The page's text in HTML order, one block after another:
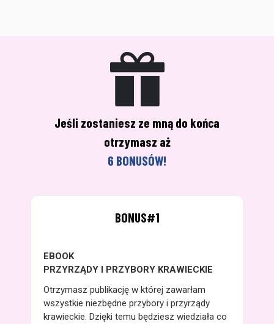
Jeśli zostaniesz ze mną do końca
otrzymasz aż
6 BONUSÓW!
BONUS#1
EBOOK
PRZYRZĄDY I PRZYBORY KRAWIECKIE
Otrzymasz publikację w której zawarłam
wszystkie niezbędne przybory i przyrządy
krawieckie. Dzięki temu będziesz wiedziała co